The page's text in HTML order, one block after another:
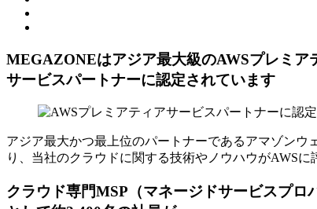
MEGAZONEはアジア最⼤級のAWSプレミア
サービスパートナーに認定されています
アジア最大かつ最上位のパートナーであるアマゾン
り、当社のクラウドに関する技術やノウハウがAWSに
クラウド専門MSP （マネージドサービスプロ